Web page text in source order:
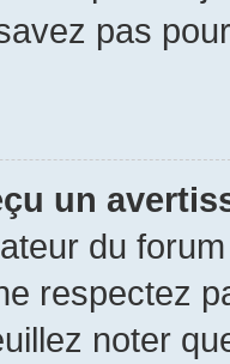
pas
un
du
respectez
noter